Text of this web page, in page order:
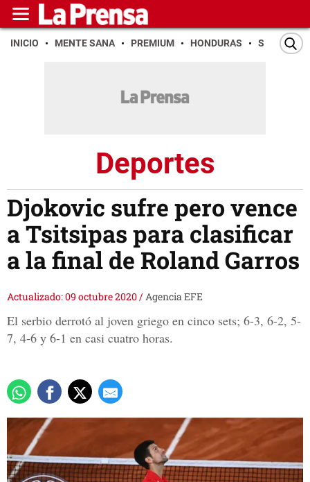
INICIO MENTE SANA PREMIUM HONDURAS SAN PEDRO
Deportes
Djokovic sufre pero vence
a Tsitsipas para clasificar
a la final de Roland Garros
Actualizado: 09 octubre 2020/Agencia EFE
El serbio derrotó al joven griego en cinco sets; 6-3, 6-2, 5-
7, 4-6 y 6-1 en casi cuatro horas.